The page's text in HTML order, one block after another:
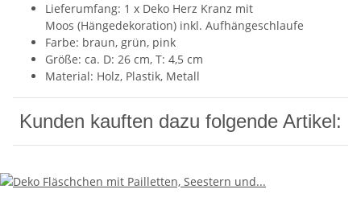
Lieferumfang: 1 x Deko Herz Kranz mit
Moos (Hängedekoration) inkl. Aufhängeschlaufe
Farbe: braun, grün, pink
Größe: ca. D: 26 cm, T: 4,5 cm
Material: Holz, Plastik, Metall
Kunden kauften dazu folgende Artikel: